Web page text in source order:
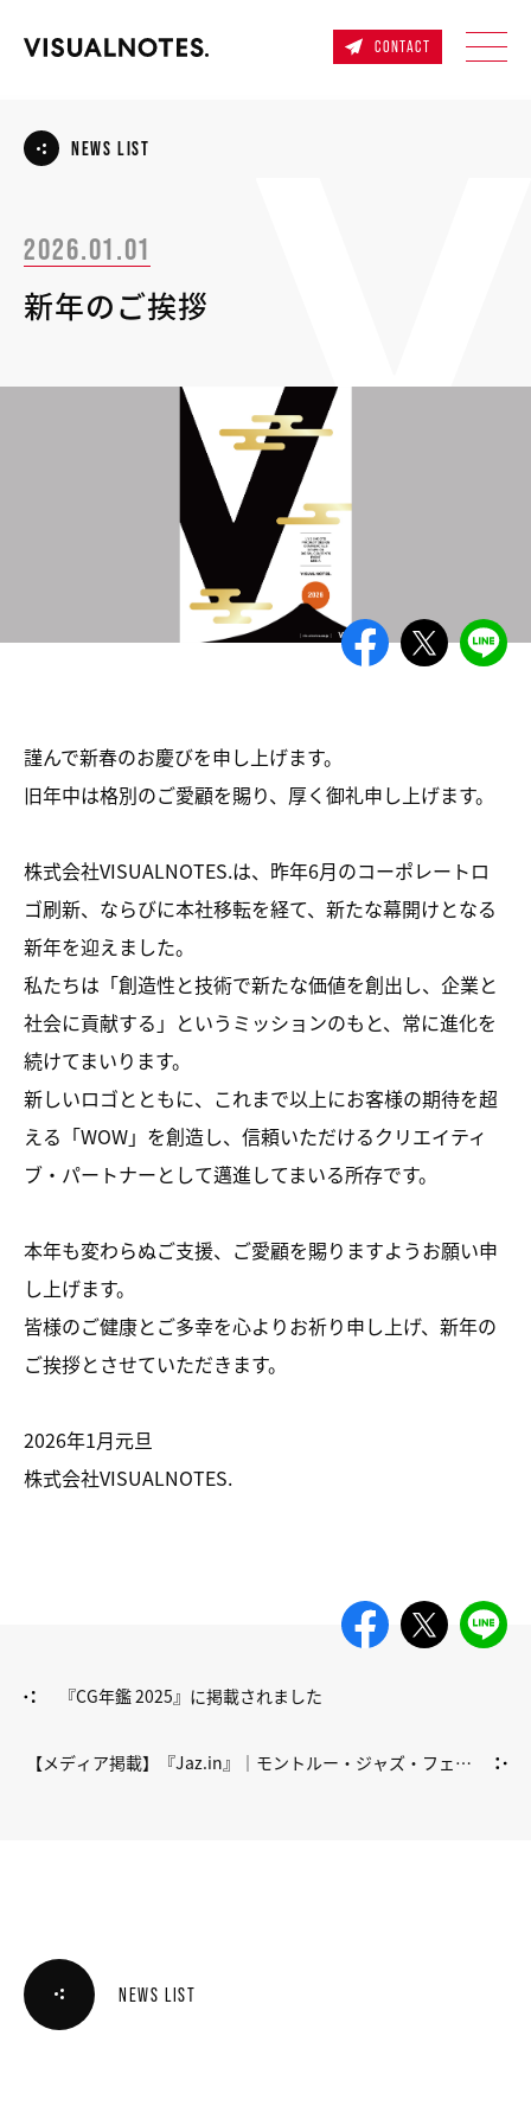
CONTACT
NEWS LIST
2026.01.01
新年のご挨拶
謹んで新春のお慶びを申し上げます。
旧年中は格別のご愛顧を賜り、厚く御礼申し上げます。
株式会社VISUALNOTES.は、昨年6月のコーポレートロ
ゴ刷新、ならびに本社移転を経て、新たな幕開けとなる
新年を迎えました。
私たちは「創造性と技術で新たな価値を創出し、企業と
社会に貢献する」というミッションのもと、常に進化を
続けてまいります。
新しいロゴとともに、これまで以上にお客様の期待を超
える「WOW」を創造し、信頼いただけるクリエイティ
ブ・パートナーとして邁進してまいる所存です。
本年も変わらぬご支援、ご愛顧を賜りますようお願い申
し上げます。
皆様のご健康とご多幸を心よりお祈り申し上げ、新年の
ご挨拶とさせていただきます。
2026年1月元旦
株式会社VISUALNOTES.
『CG年鑑 2025』に掲載されました
【メディア掲載】『Jaz.in』｜モントルー・ジャズ・フェス
NEWS LIST